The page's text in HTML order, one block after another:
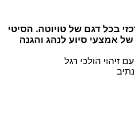
בכל דגם של טויוטה. הסיטי
אמצעי סיוע לנהג והגנה
זיהוי הולכי רגל